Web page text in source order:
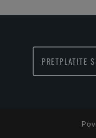
PRETPLATITE